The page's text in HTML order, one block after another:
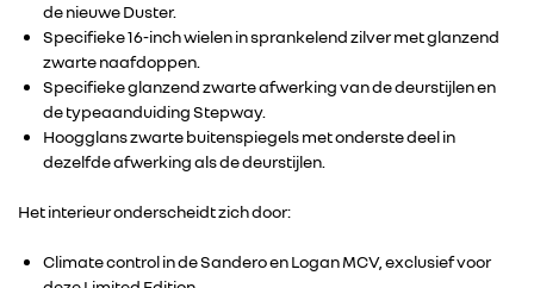
IN DE MEDIA
CONTACT
de nieuwe Duster.
Specifieke 16-inch wielen in sprankelend zilver met glanzend
zwarte naafdoppen.
Specifieke glanzend zwarte afwerking van de deurstijlen en
de typeaanduiding Stepway.
Hoogglans zwarte buitenspiegels met onderste deel in
dezelfde afwerking als de deurstijlen.
Het interieur onderscheidt zich door:
Climate control in de Sandero en Logan MCV, exclusief voor